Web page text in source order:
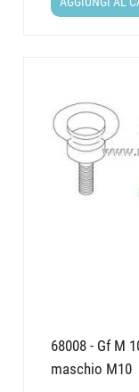
68008 - Gf M
maschio M10